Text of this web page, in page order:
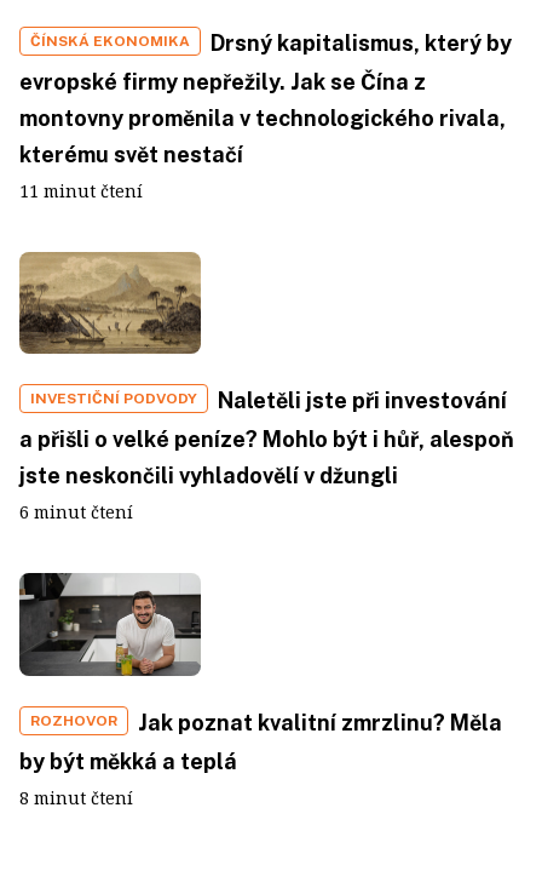
ČÍNSKÁ EKONOMIKA
Drsný kapitalismus, který by
evropské firmy nepřežily. Jak se Čína z
montovny proměnila v technologického rivala,
kterému svět nestačí
11 minut čtení
INVESTIČNÍ PODVODY
Naletěli jste při investování
a přišli o velké peníze? Mohlo být i hůř, alespoň
jste neskončili vyhladovělí v džungli
6 minut čtení
ROZHOVOR
Jak poznat kvalitní zmrzlinu? Měla
by být měkká a teplá
8 minut čtení